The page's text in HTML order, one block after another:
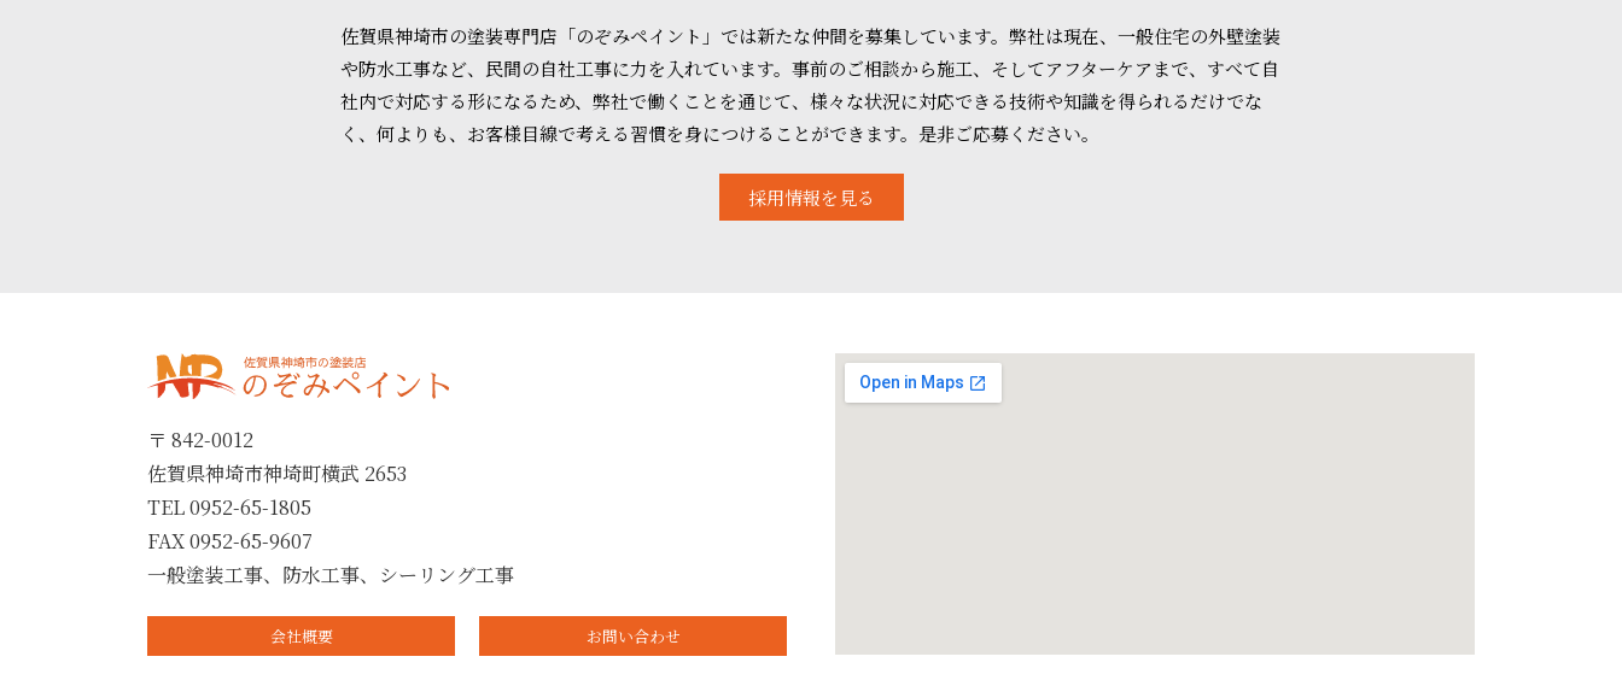
佐賀県神埼市の塗装専門店「のぞみペイント」では新たな仲間を募集しています。弊社は現在、一般住宅の外壁塗装
や防水工事など、民間の自社工事に力を入れています。事前のご相談から施工、そしてアフターケアまで、すべて自
社内で対応する形になるため、弊社で働くことを通じて、様々な状況に対応できる技術や知識を得られるだけでな
く、何よりも、お客様目線で考える習慣を身につけることができます。是非ご応募ください。
採用情報を見る
〒 842-0012
佐賀県神埼市神埼町横武 2653
TEL 0952-65-1805
FAX 0952-65-9607
一般塗装工事、防水工事、シーリング工事
会社概要 お問い合わせ